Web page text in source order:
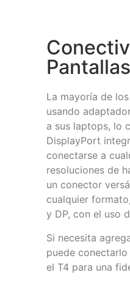
La mayoría de
usando
a sus laptops, lo
DisplayPort
conectarse a
resoluciones de
un conector
cualquier
y DP, con el uso
Si necesita
puede
el T4 para una